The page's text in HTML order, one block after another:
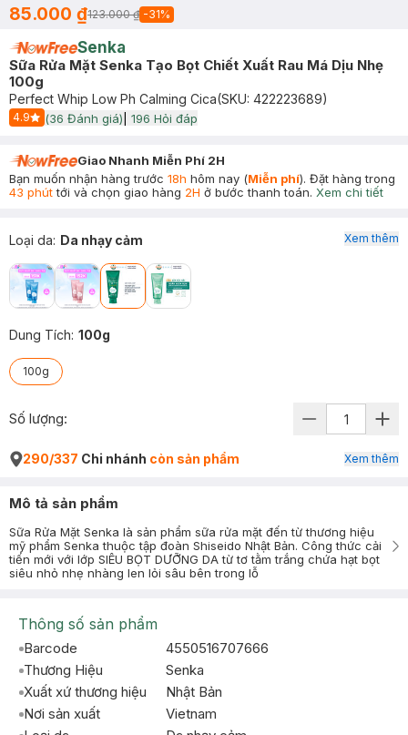
85.000 ₫123.000 ₫ -31%
Senka
Sữa Rửa Mặt Senka Tạo Bọt Chiết Xuất Rau Má Dịu Nhẹ
100g
Perfect Whip Low Ph Calming Cica(SKU: 422223689)
4.9
Start Icon
(36 Đánh giá) 196 Hỏi đáp
Giao Nhanh Miễn Phí 2H
Bạn muốn nhận hàng trước 18h hôm nay (Miễn phí). Đặt hàng trong
43 phúttới và chọn giao hàng 2H ở bước thanh toán. Xem chi tiết
Loại da: Da nhạy cảm
Dung Tích: 100g
100g
Xem thêm
Số lượng:
290/337 Chi nhánh còn sản phẩm Xem thêm
Mô tả sản phẩm
Sữa Rửa Mặt Senka là sản phẩm sữa rửa mặt đến từ thương hiệu
mỹ phẩm Senka thuộc tập đoàn Shiseido Nhật Bản. Công thức cải
tiến mới với lớp SIÊU BỌT DƯỠNG DA từ tơ tằm trắng chứa hạt bọt
siêu nhỏ nhẹ nhàng len lỏi sâu bên trong lỗ
Thông số sản phẩm
Barcode
4550516707666
Thương Hiệu
Senka
Xuất xứ thương hiệu
Nhật Bản
Nơi sản xuất
Vietnam